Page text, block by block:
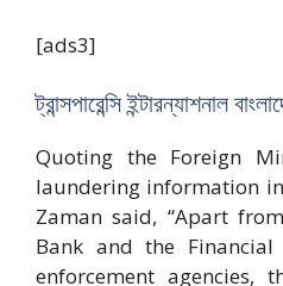
[ads3]
ট্রান্সপারেন্সি ইন্টারন্যাশনাল
Quoting the Foreign
laundering information
Zaman said, “Apart
Bank and the
enforcement agencies,